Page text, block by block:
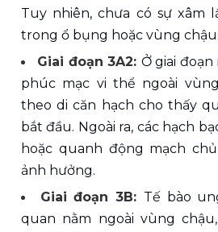
Tuy nhiên, chưa có sự xâm
trong ổ bụng hoặc vùng chậu.
Giai đoạn 3A2: Ở giai đoạn
phúc mạc vi thể ngoài
theo di căn hạch cho thấy
bắt đầu. Ngoài ra, các hạch
hoặc quanh động mạch
ảnh hưởng.
Giai đoạn 3B: Tế bào
quan nằm ngoài vùng